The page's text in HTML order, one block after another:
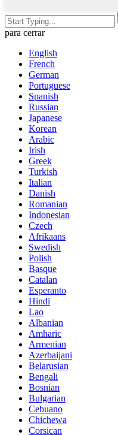
para cerrar
English
French
German
Portuguese
Spanish
Russian
Japanese
Korean
Arabic
Irish
Greek
Turkish
Italian
Danish
Romanian
Indonesian
Czech
Afrikaans
Swedish
Polish
Basque
Catalan
Esperanto
Hindi
Lao
Albanian
Amharic
Armenian
Azerbaijani
Belarusian
Bengali
Bosnian
Bulgarian
Cebuano
Chichewa
Corsican